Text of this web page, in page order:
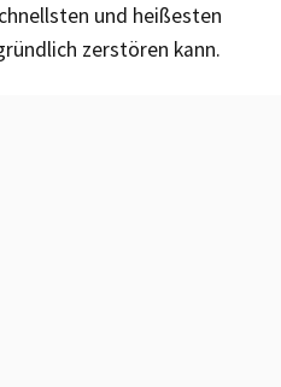
und heißesten
zerstören kann.